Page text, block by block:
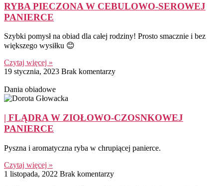
RYBA PIECZONA W CEBULOWO-SEROWEJ
PANIERCE
Szybki pomysł na obiad dla całej rodziny! Prosto smacznie i bez
większego wysiłku 😊
Czytaj więcej »
19 stycznia, 2023 Brak komentarzy
Dania obiadowe
| FLĄDRA W ZIOŁOWO-CZOSNKOWEJ
PANIERCE
Pyszna i aromatyczna ryba w chrupiącej panierce.
Czytaj więcej »
1 listopada, 2022 Brak komentarzy